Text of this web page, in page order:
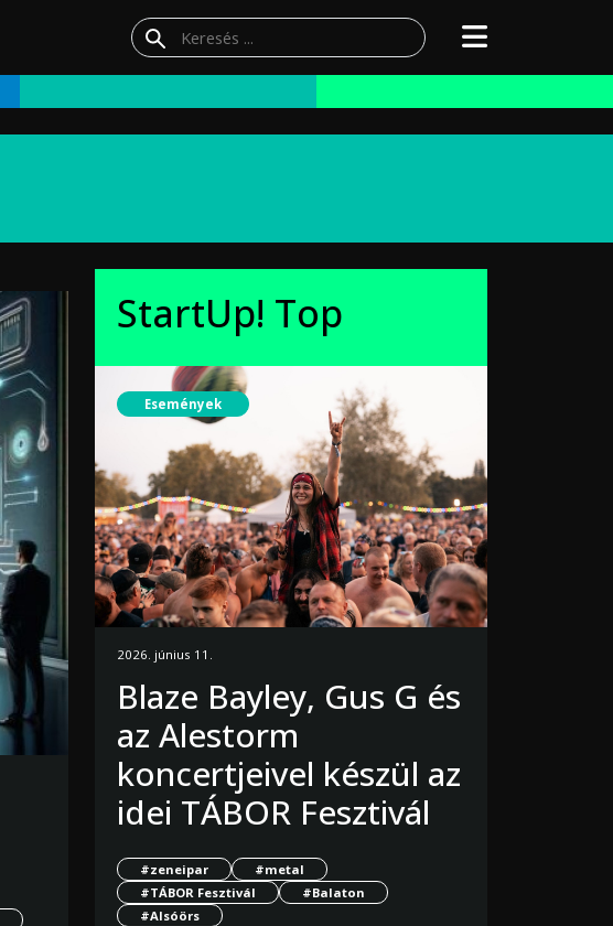
StartUp! Top
Események
2026. június 11.
Blaze Bayley, Gus G és
az Alestorm
koncertjeivel készül az
idei TÁBOR Fesztivál
#zeneipar
#metal
#TÁBOR Fesztivál
#Balaton
#Alsóörs